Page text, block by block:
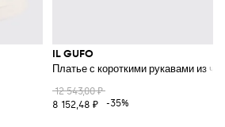
IL GUFO
Платье с короткими рукавами из
12 543,00 ₽
8 152,48 ₽
-35%